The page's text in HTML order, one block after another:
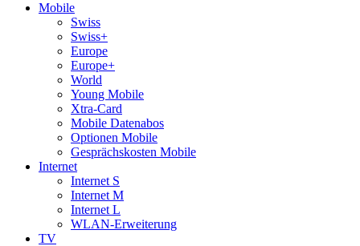
Mobile
Swiss
Swiss+
Europe
Europe+
World
Young Mobile
Xtra-Card
Mobile Datenabos
Optionen Mobile
Gesprächskosten Mobile
Internet
Internet S
Internet M
Internet L
WLAN-Erweiterung
TV